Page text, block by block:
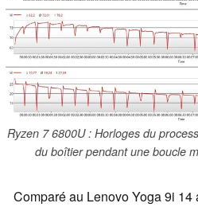
Ryzen 7 6800U : Horloges du
du boîtier pendant une boucle
Comparé au Lenovo Yoga 9i 14